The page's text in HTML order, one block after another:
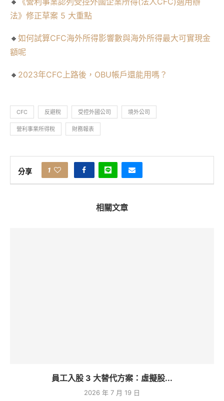
法》修正草案 5 大重點
🔸 如何試算CFC海外所得影響數與海外所得最大可實現金
額呢
🔸 2023年CFC上路後，OBU帳戶還能用嗎？
CFC 反避稅 受控外國公司 境外公司
營利事業所得稅 財務報表
分享 1
相關文章
員工入股 3 大替代方案：虛擬股...
2026 年 7 月 19 日